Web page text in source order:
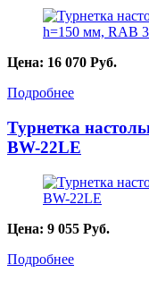
Цена: 16 070 Руб.
Подробнее
Турнетка
BW-22LE
Цена: 9 055 Руб.
Подробнее